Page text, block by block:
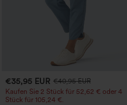
€35,95 EUR €40,95 EUR
Kaufen Sie 2 Stück für 52,62 € oder 4
Stück für 105,24 €.